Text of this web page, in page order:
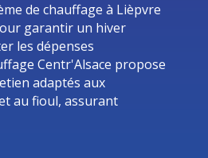
de chauffage à Lièpvre
garantir un hiver
les dépenses
Centr'Alsace propose
adaptés aux
au fioul, assurant